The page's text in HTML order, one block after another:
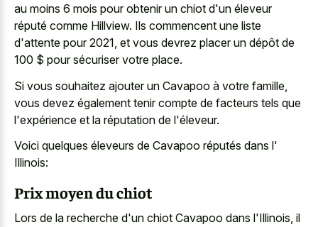
au moins 6 mois pour obtenir un chiot d'un éleveur
réputé comme Hillview. Ils commencent une liste
d'attente pour 2021, et vous devrez placer un dépôt de
100 $ pour sécuriser votre place.
Si vous souhaitez ajouter un Cavapoo à votre famille,
vous devez également tenir compte de facteurs tels que
l'expérience et la réputation de l'éleveur.
Voici quelques éleveurs de Cavapoo réputés dans l'
Illinois:
Prix moyen du chiot
Lors de la recherche d'un chiot Cavapoo dans l'Illinois, il